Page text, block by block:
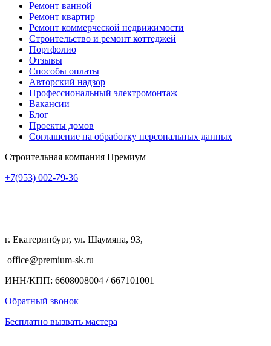
Ремонт ванной
Ремонт квартир
Ремонт коммерческой недвижимости
Строительство и ремонт коттеджей
Портфолио
Отзывы
Способы оплаты
Авторский надзор
Профессиональный электромонтаж
Вакансии
Блог
Проекты домов
Соглашение на обработку персональных данных
Строительная компания Премиум
+7(953) 002-79-36
г. Екатеринбург, ул. Шаумяна, 93,
office@premium-sk.ru
ИНН/КПП: 6608008004 / 667101001
Обратный звонок
Бесплатно вызвать мастера